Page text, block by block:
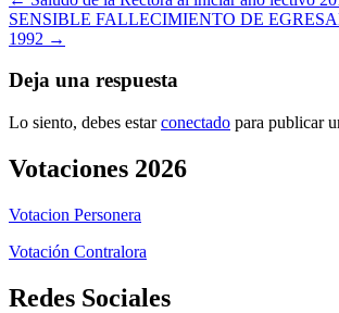
SENSIBLE FALLECIMIENTO DE
1992 →
Deja una respuesta
Lo siento, debes estarconectado para publicar
Votaciones 2026
Votacion Personera
Votación Contralora
Redes Sociales